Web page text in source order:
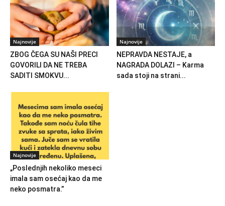
Najnovije
ZBOG ČEGA SU NAŠI PRECI
GOVORILI DA NE TREBA
SADITI SMOKVU...
Najnovije
NEPRAVDA NESTAJE, a
NAGRADA DOLAZI – Karma
sada stoji na strani...
Najnovije
„Poslednjih nekoliko meseci
imala sam osećaj kao da me
neko posmatra.”